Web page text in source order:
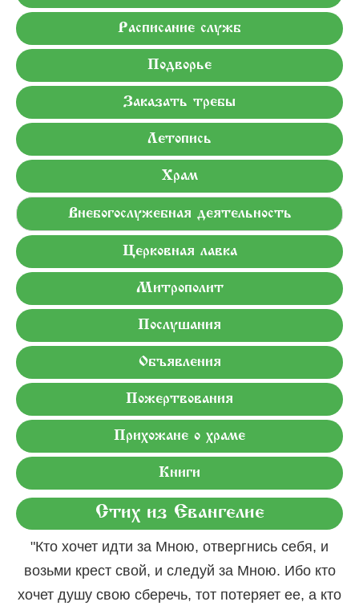
Расписание служб
Подворье
Заказать требы
Летопись
Храм
Внебогослужебная деятельность
Церковная лавка
Митрополит
Послушания
Объявления
Пожертвования
Прихожане о храме
Книги
Стих из Евангелие
"Кто хочет идти за Мною, отвергнись себя, и
возьми крест свой, и следуй за Мною. Ибо кто
хочет душу свою сберечь, тот потеряет ее, а кто